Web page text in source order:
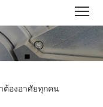
องอาศัยทุกคน